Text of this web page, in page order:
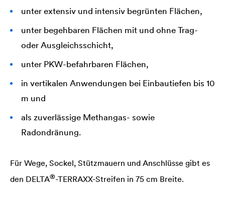
unter extensiv und intensiv begrünten Flächen,
unter begehbaren Flächen mit und ohne Trag-
oder Ausgleichsschicht,
unter PKW-befahrbaren Flächen,
in vertikalen Anwendungen bei Einbautiefen bis 10
m und
als zuverlässige Methangas- sowie
Radondränung.
Für Wege, Sockel, Stützmauern und Anschlüsse gibt es
den DELTA®-TERRAXX-Streifen in 75 cm Breite.